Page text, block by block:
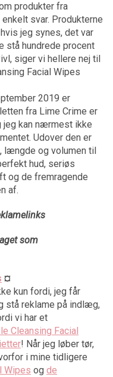
produkter fra
svar. Produkterne
jeg synes, det var
stå hundrede procent
siger vi hellere nej til
Facial Wipes
2019 er
fra Lime Crime er
jeg kan nærmest ikke
Udover den er
og volumen til
hud, seriøs
og de fremragende
af.
som
¤
kun fordi, jeg får
stå reklame på indlæg,
vi har et
Cleansing Facial
! Når jeg løber tør,
i mine tidligere
Wipes og de